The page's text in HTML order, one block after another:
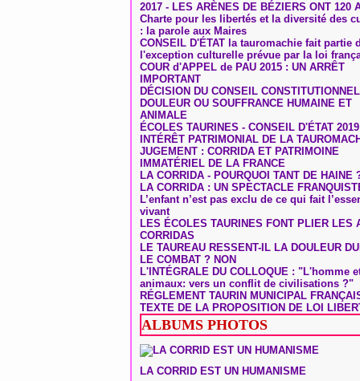
2017 - LES ARÈNES DE BÉZIERS ONT 120
Charte pour les libertés et la diversité des
: la parole aux Maires
CONSEIL D'ÉTAT la tauromachie fait partie
l'exception culturelle prévue par la loi
COUR d'APPEL de PAU 2015 : UN ARRÊT
IMPORTANT
DÉCISION DU CONSEIL CONSTITUTIONNEL
DOULEUR OU SOUFFRANCE HUMAINE ET
ANIMALE
ÉCOLES TAURINES - CONSEIL D'ÉTAT 2019
INTÉRÊT PATRIMONIAL DE LA
JUGEMENT : CORRIDA ET PATRIMOINE
IMMATÉRIEL DE LA FRANCE
LA CORRIDA - POURQUOI TANT DE HAINE
LA CORRIDA : UN SPECTACLE
L’enfant n’est pas exclu de ce qui fait
vivant
LES ÉCOLES TAURINES FONT PLIER LES
CORRIDAS
LE TAUREAU RESSENT-IL LA DOULEUR
LE COMBAT ? NON
L'INTÉGRALE DU COLLOQUE : "L'homme
animaux: vers un conflit de civilisations ?"
RÉGLEMENT TAURIN MUNICIPAL
TEXTE DE LA PROPOSITION DE LOI
ALBUMS PHOTOS
LA CORRID EST UN HUMANISME